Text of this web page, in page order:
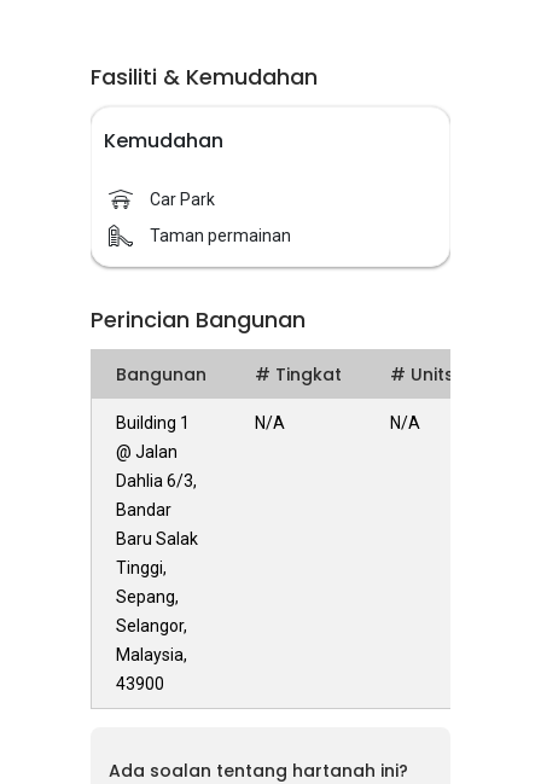
Fasiliti & Kemudahan
Kemudahan
Car Park
Taman permainan
Perincian Bangunan
Bangunan # Tingkat # Units
Building 1
@ Jalan
Dahlia 6/3,
Bandar
Baru Salak
Tinggi,
Sepang,
Selangor,
Malaysia,
43900
N/A N/A
Ada soalan tentang hartanah ini?